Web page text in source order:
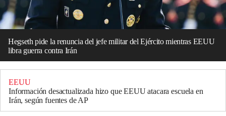
Hegseth pide la renuncia del jefe militar del Ejército mientras EEUU
libra guerra contra Irán
EEUU
Información desactualizada hizo que EEUU atacara escuela en
Irán, según fuentes de AP